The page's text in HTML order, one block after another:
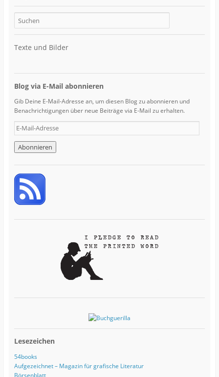
Texte und Bilder
Blog via E-Mail abonnieren
Gib Deine E-Mail-Adresse an, um diesen Blog zu abonnieren und
Benachrichtigungen über neue Beiträge via E-Mail zu erhalten.
E
-
M
a
i
-
d
e
Lesezeichen
54books
Aufgezeichnet – Magazin für grafische Literatur
Börsenblatt